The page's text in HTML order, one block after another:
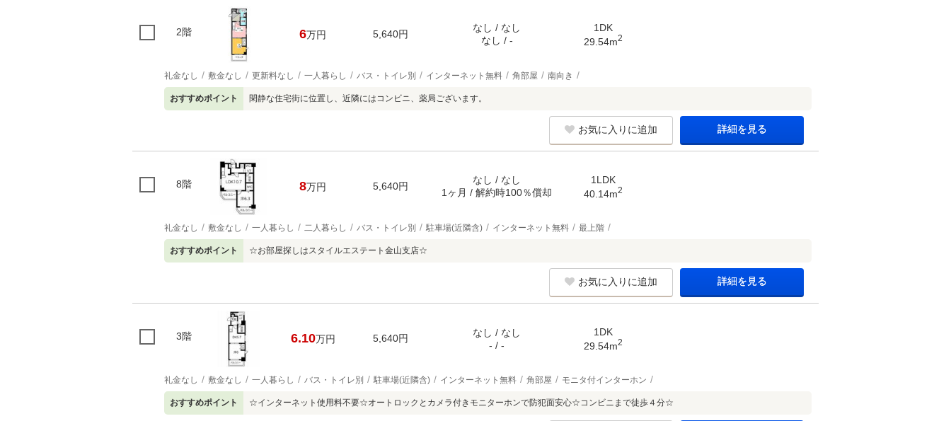
2階 6万円 5,640円
なし / なし
なし / -
1DK
29.54m2
礼金なし 敷金なし 更新料なし 一人暮らし バス・トイレ別 インターネット無料 角部屋 南向き
おすすめポイント 閑静な住宅街に位置し、近隣にはコンビニ、薬局ございます。
お気に入りに追加 詳細を見る
8階 8万円 5,640円
なし / なし
1ヶ月 / 解約時100％償却
1LDK
40.14m2
礼金なし 敷金なし 一人暮らし 二人暮らし バス・トイレ別 駐車場(近隣含) インターネット無料 最上階
おすすめポイント ☆お部屋探しはスタイルエステート金山支店☆
お気に入りに追加 詳細を見る
3階 6.10万円 5,640円
なし / なし
- / -
1DK
29.54m2
礼金なし 敷金なし 一人暮らし バス・トイレ別 駐車場(近隣含) インターネット無料 角部屋 モニタ付インターホン
おすすめポイント ☆インターネット使用料不要☆オートロックとカメラ付きモニターホンで防犯面安心☆コンビニまで徒歩４分☆